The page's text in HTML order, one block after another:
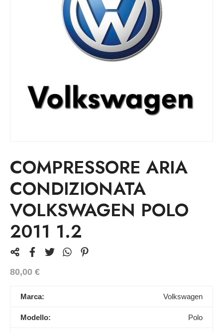
COMPRESSORE ARIA
CONDIZIONATA
VOLKSWAGEN POLO
2011 1.2
80,00 €
Marca: Volkswagen
Modello: Polo